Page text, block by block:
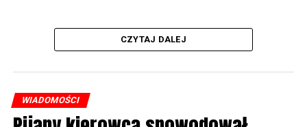
Projektów Interreg VI A – Kultura i zrównoważona
turystyka.
(Niemcy), Biblioteka Publiczna Gminy Wolin, Parafia
Rzymskokatolicka w Wolinie
CZYTAJ DALEJ
WIADOMOŚCI